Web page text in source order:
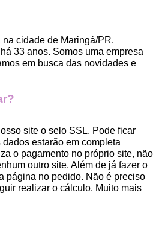
cidade de Maringá/PR.
33 anos. Somos uma empresa
em busca das novidades e
site o selo SSL. Pode ficar
estarão em completa
o pagamento no próprio site, não
outro site. Além de já fazer o
página no pedido. Não é preciso
realizar o cálculo. Muito mais